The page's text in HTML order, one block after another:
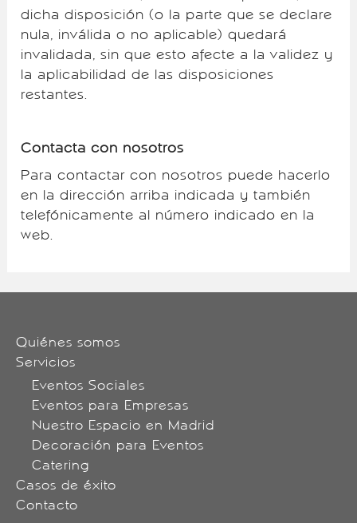
dicha disposición (o la parte que se declare
nula, inválida o no aplicable) quedará
invalidada, sin que esto afecte a la validez y
la aplicabilidad de las disposiciones
restantes.
Contacta con nosotros
Para contactar con nosotros puede hacerlo
en la dirección arriba indicada y también
telefónicamente al número indicado en la
web.
Quiénes somos
Servicios
Eventos Sociales
Eventos para Empresas
Nuestro Espacio en Madrid
Decoración para Eventos
Catering
Casos de éxito
Contacto